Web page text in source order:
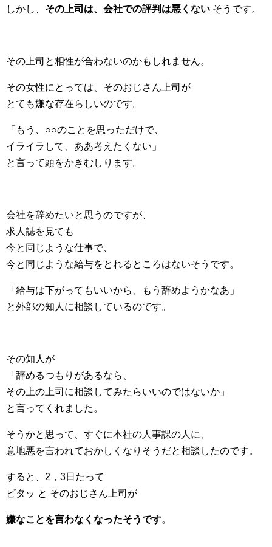
しかし、 その上司は、会社での評判は悪くない そうです。
その上司と相性が合わないのかもしれません。
その女性にとっては、そのおじさん上司が
とても嫌な存在らしいのです。
「もう、○○のことを思っただけで、
イライラして、ああ考えたくない」
と言って頭をかきむしります。
会社を辞めたいと思うのですが、
求人誌を見ても
今と同じような仕事で、
今と同じような給与をとれるところはないそうです。
「給与は下がってもいいから、もう辞めようかなあ」
と外部の知人に相談しているのです。
その知人が
「辞めるつもりがあるなら、
その上の上司に相談してみたらいいのではないか」
と言ってくれました。
そうかと思って、すぐに本社の人事課の人に、
意地悪を言われておかしくなりそうだと相談したのです。
すると、2，3日たって
ピタッ と そのおじさん上司が
嫌なことを言わなくなったそうです。